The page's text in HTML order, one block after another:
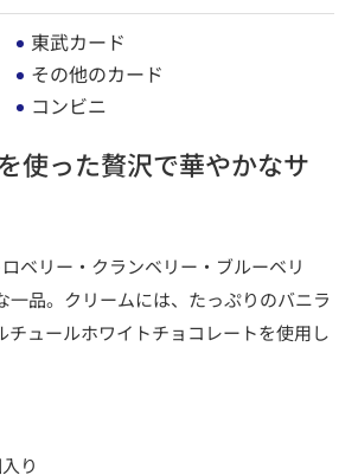
東武カード
その他のカード
コンビニ
使った贅沢で華やかなサ
ベリー・クランベリー・ブルーベリ
一品。クリームには、たっぷりのバニラ
チュールホワイトチョコレートを使用し
り